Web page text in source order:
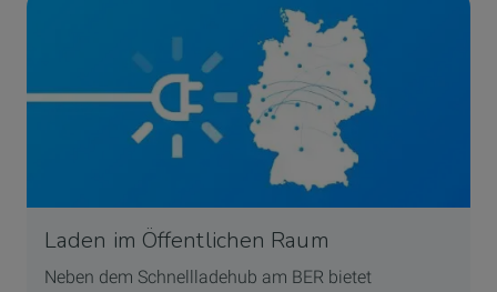
Laden im Öffentlichen Raum
Neben dem Schnellladehub am BER bietet